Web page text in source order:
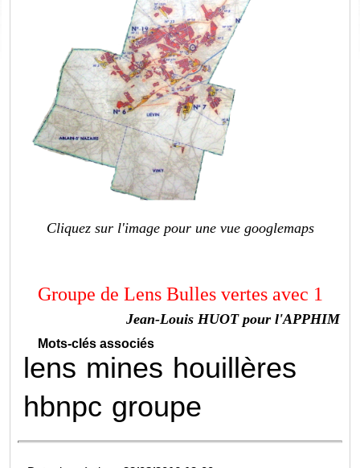
Cliquez sur l'image pour une vue googlemaps
Groupe de Lens Bulles vertes avec 1
Jean-Louis HUOT pour l'APPHIM
Mots-clés associés
lens mines houillères
hbnpc groupe